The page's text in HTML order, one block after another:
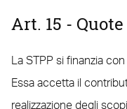
Art. 15 -
La STPP si finanzia
Essa accetta il
realizzazione degli